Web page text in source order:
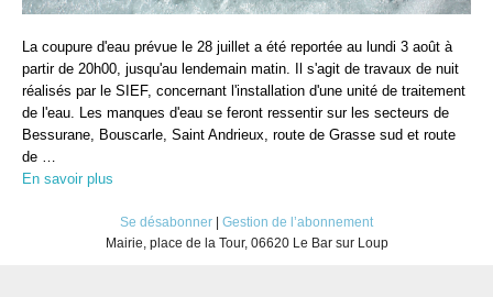
La coupure d'eau prévue le 28 juillet a été reportée au lundi 3 août à
partir de 20h00, jusqu'au lendemain matin. Il s'agit de travaux de nuit
réalisés par le SIEF, concernant l'installation d'une unité de traitement
de l'eau. Les manques d'eau se feront ressentir sur les secteurs de
Bessurane, Bouscarle, Saint Andrieux, route de Grasse sud et route
de …
En savoir plus
Se désabonner
Gestion de l’abonnement
Mairie, place de la Tour, 06620 Le Bar sur Loup